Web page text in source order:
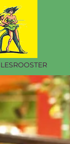
LESROOSTER